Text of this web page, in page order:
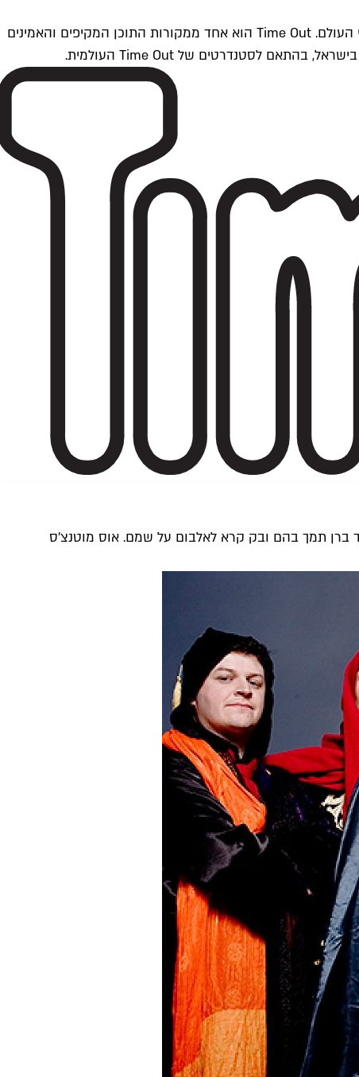
Time Outתל אביב הוא חלק מרשת Time Out Global — רשת מדיה בינלאומית הפועלת ב-360 ערים מרכזיות וב-60 מדינות ברחבי העולם. Time Out הוא אחד ממקורות התוכן המקיפים והאמינים
ברן תמך בהם ובק קרא לאלבום על שמם. אוס מוטנצ'ס